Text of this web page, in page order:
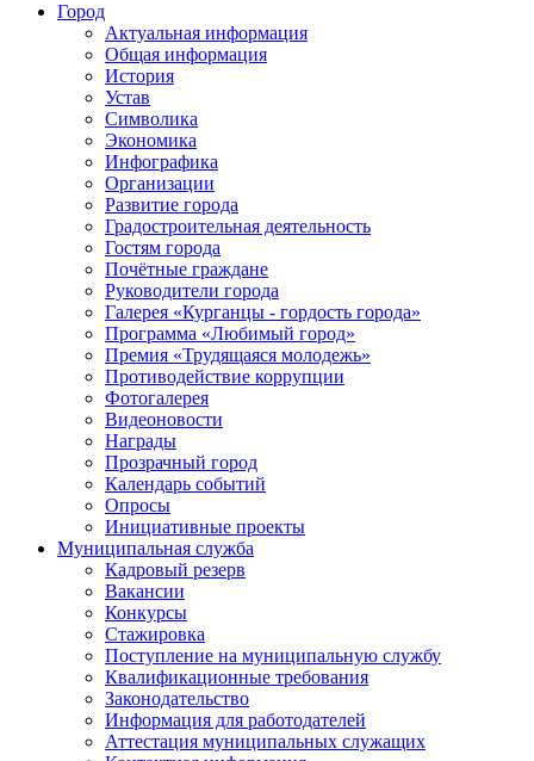
Город
Актуальная информация
Общая информация
История
Устав
Символика
Экономика
Инфографика
Организации
Развитие города
Градостроительная деятельность
Гостям города
Почётные граждане
Руководители города
Галерея «Курганцы - гордость города»
Программа «Любимый город»
Премия «Трудящаяся молодежь»
Противодействие коррупции
Фотогалерея
Видеоновости
Награды
Прозрачный город
Календарь событий
Опросы
Инициативные проекты
Муниципальная служба
Кадровый резерв
Вакансии
Конкурсы
Стажировка
Поступление на муниципальную службу
Квалификационные требования
Законодательство
Информация для работодателей
Аттестация муниципальных служащих